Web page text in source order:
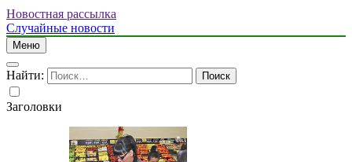
Новостная рассылка
Случайные новости
Меню
Найти:
Заголовки